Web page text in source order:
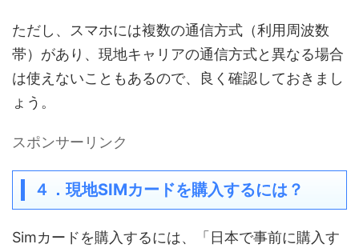
ただし、スマホには複数の通信方式（利用周波数
帯）があり、現地キャリアの通信方式と異なる場合
は使えないこともあるので、良く確認しておきまし
ょう。
スポンサーリンク
４．現地SIMカードを購入するには？
Simカードを購入するには、「日本で事前に購入す